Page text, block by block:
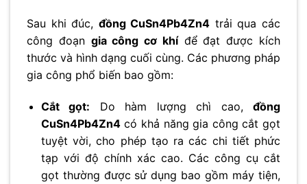
Sau khi đúc, đồng CuSn4Pb4Zn4 trải qua các
công đoạn gia công cơ khíđể đạt được kích
thước và hình dạng cuối cùng. Các phương pháp
gia công phổ biến bao gồm:
Cắt gọt: Do hàm lượng chì cao,đồng
CuSn4Pb4Zn4có khả năng gia công cắt gọt
tuyệt vời, cho phép tạo ra các chi tiết phức
tạp với độ chính xác cao. Các công cụ cắt
gọt thường được sử dụng bao gồm máy tiện,